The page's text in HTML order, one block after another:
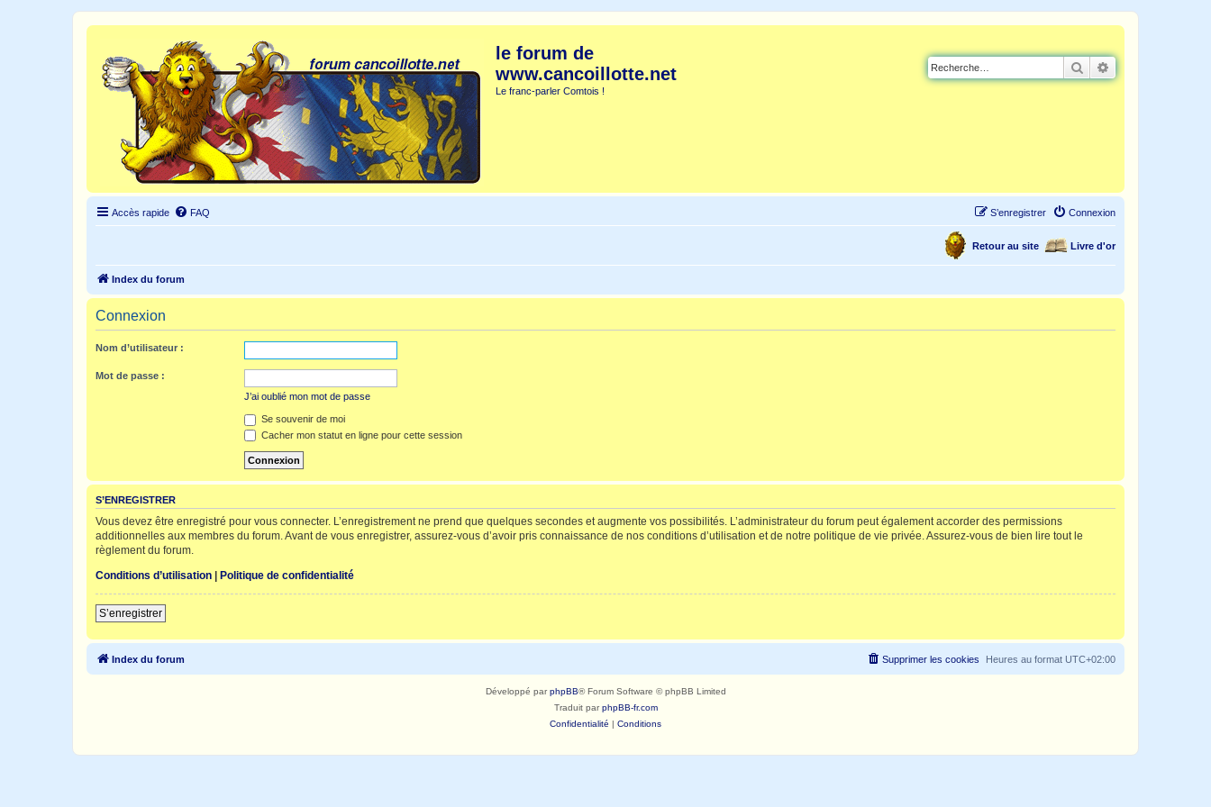
le forum de
www.cancoillotte.net
Le franc-parler Comtois !
Rechercher
Accès rapide FAQ Connexion
S’enregistrer
Livre d'or
Retour au site
Index du forum
Connexion
Nom d’utilisateur :
Mot de passe :
J’ai oublié mon mot de passe
Se souvenir de moi
Cacher mon statut en ligne pour cette session
S’ENREGISTRER
Vous devez être enregistré pour vous connecter. L’enregistrement ne prend que quelques secondes et augmente vos possibilités. L’administrateur du forum peut également accorder des permissions
additionnelles aux membres du forum. Avant de vous enregistrer, assurez-vous d’avoir pris connaissance de nos conditions d’utilisation et de notre politique de vie privée. Assurez-vous de bien lire tout le
règlement du forum.
Conditions d’utilisation | Politique de confidentialité
S’enregistrer
Index du forum Heures au format UTC+02:00
Supprimer les cookies
Développé parphpBB® Forum Software © phpBB Limited
Traduit parphpBB-fr.com
Confidentialité | Conditions